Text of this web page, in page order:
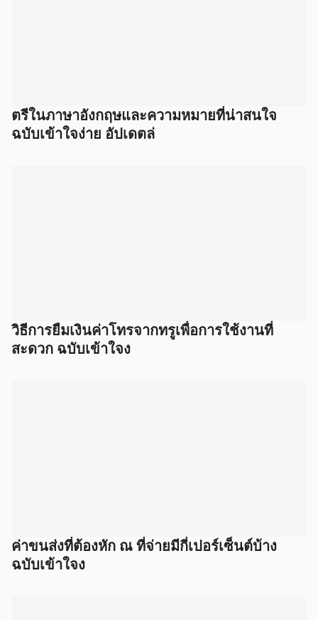
ตรีในภาษาอังกฤษและความหมายที่น่าสนใจ
ฉบับเข้าใจง่าย อัปเดตล่
วิธีการยืมเงินค่าโทรจากทรูเพื่อการใช้งานที่
สะดวก ฉบับเข้าใจง
ค่าขนส่งที่ต้องหัก ณ ที่จ่ายมีกี่เปอร์เซ็นต์บ้าง
ฉบับเข้าใจง